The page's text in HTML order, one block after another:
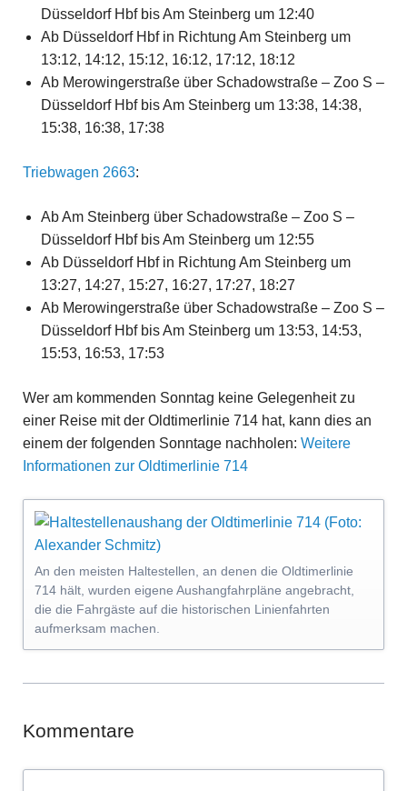
Düsseldorf Hbf bis Am Steinberg um 12:40
Ab Düsseldorf Hbf in Richtung Am Steinberg um
13:12, 14:12, 15:12, 16:12, 17:12, 18:12
Ab Merowingerstraße über Schadowstraße – Zoo S –
Düsseldorf Hbf bis Am Steinberg um 13:38, 14:38,
15:38, 16:38, 17:38
Triebwagen 2663:
Ab Am Steinberg über Schadowstraße – Zoo S –
Düsseldorf Hbf bis Am Steinberg um 12:55
Ab Düsseldorf Hbf in Richtung Am Steinberg um
13:27, 14:27, 15:27, 16:27, 17:27, 18:27
Ab Merowingerstraße über Schadowstraße – Zoo S –
Düsseldorf Hbf bis Am Steinberg um 13:53, 14:53,
15:53, 16:53, 17:53
Wer am kommenden Sonntag keine Gelegenheit zu
einer Reise mit der Oldtimerlinie 714 hat, kann dies an
einem der folgenden Sonntage nachholen: Weitere
Informationen zur Oldtimerlinie 714
An den meisten Haltestellen, an denen die Oldtimerlinie
714 hält, wurden eigene Aushangfahrpläne angebracht,
die die Fahrgäste auf die historischen Linienfahrten
aufmerksam machen.
Kommentare